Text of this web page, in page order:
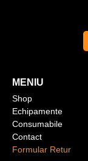
MENIU
Shop
Echipamente
Consumabile
Contact
Formular Retur